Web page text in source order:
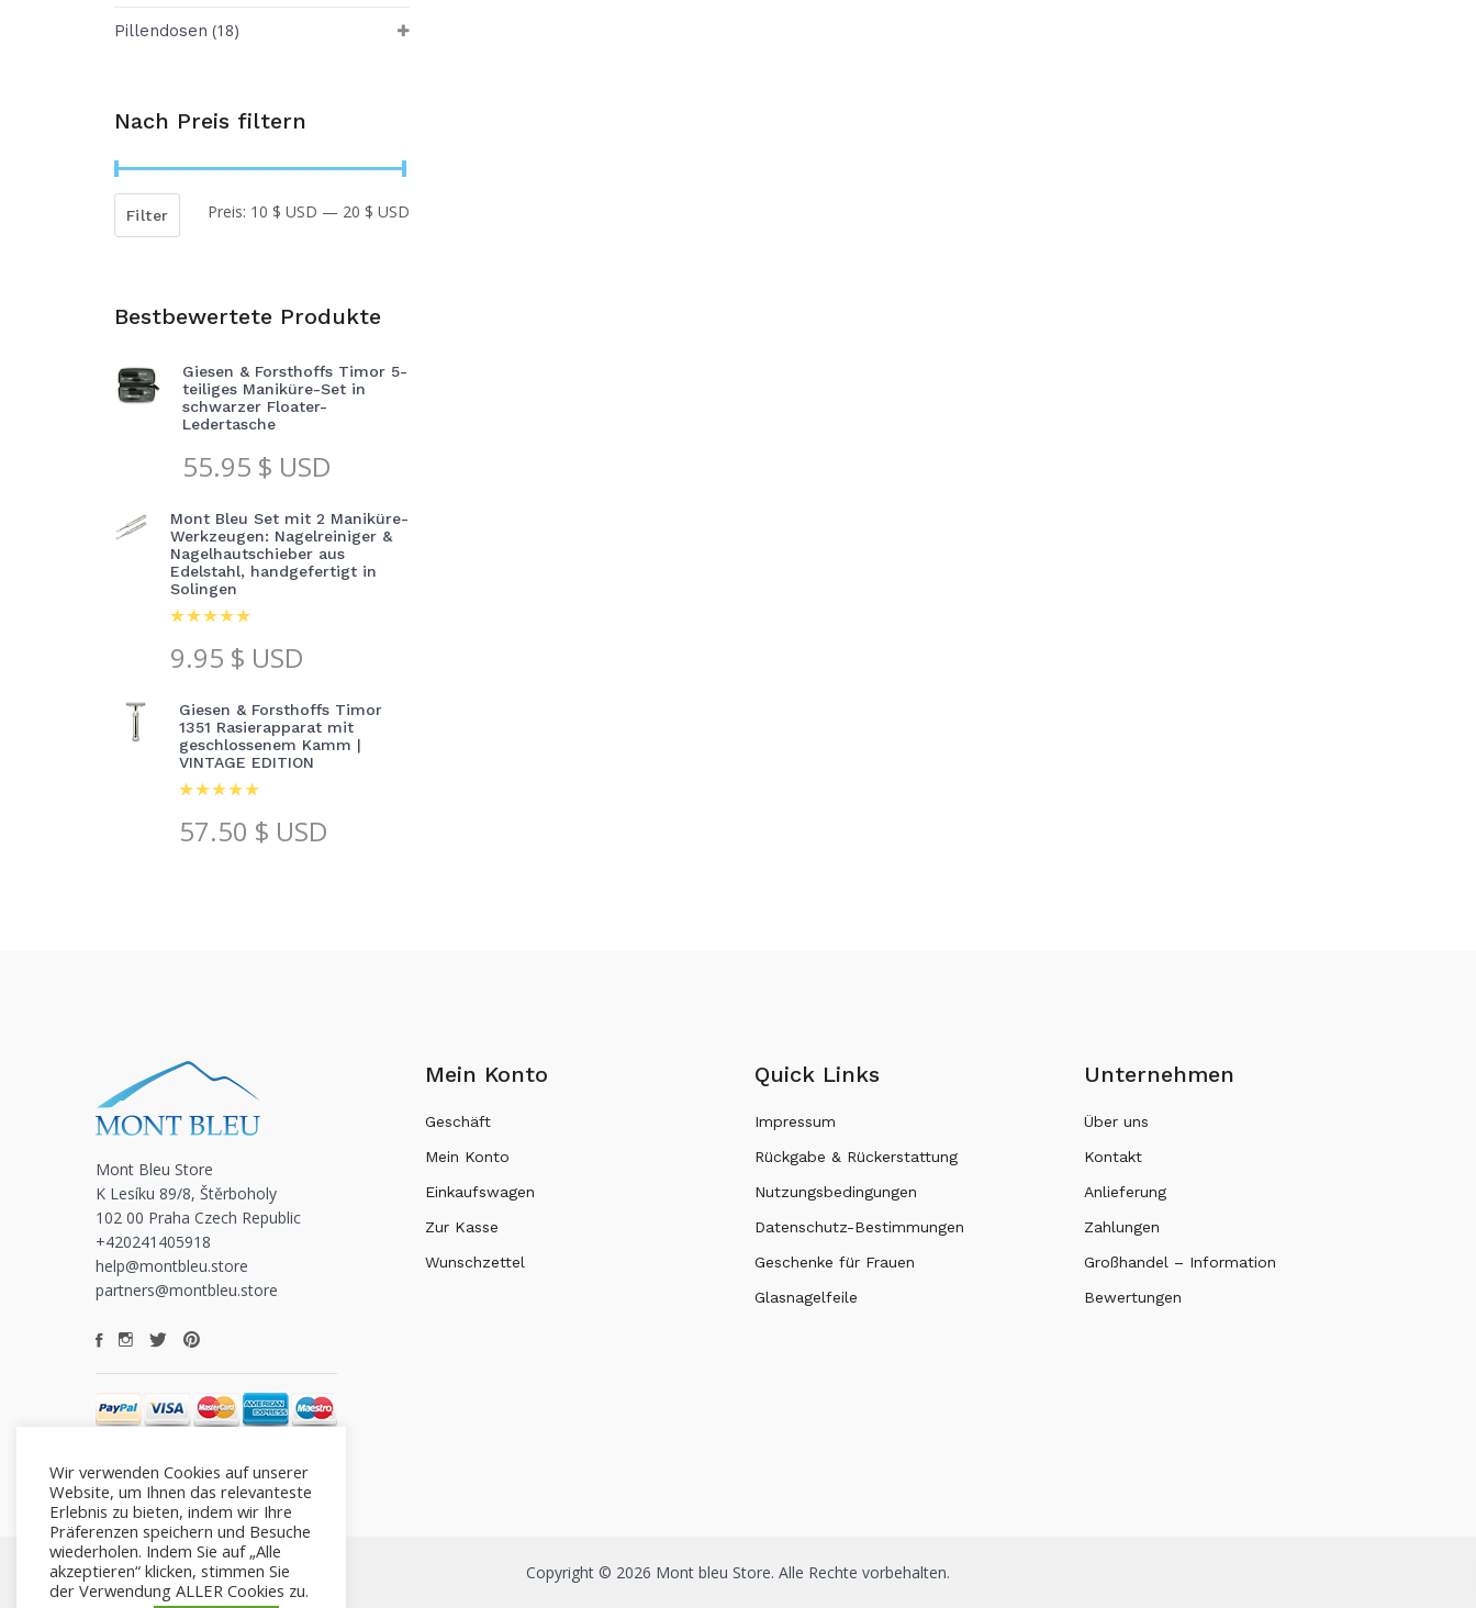
Pillendosen (18)
Nach Preis filtern
Filter Preis: 10 $ USD — 20 $ USD
Bestbewertete Produkte
Giesen & Forsthoffs Timor 5-
teiliges Maniküre-Set in
schwarzer Floater-
Ledertasche
55.95 $ USD
Mont Bleu Set mit 2 Maniküre-
Werkzeugen: Nagelreiniger &
Nagelhautschieber aus
Edelstahl, handgefertigt in
Solingen
9.95 $ USD
Giesen & Forsthoffs Timor
1351 Rasierapparat mit
geschlossenem Kamm |
VINTAGE EDITION
57.50 $ USD
Mont Bleu Store
K Lesíku 89/8, Štěrboholy
102 00 Praha Czech Republic
+420241405918
help@montbleu.store
partners@montbleu.store
Mein Konto
Geschäft
Mein Konto
Einkaufswagen
Zur Kasse
Wunschzettel
Quick Links
Impressum
Rückgabe & Rückerstattung
Nutzungsbedingungen
Datenschutz-Bestimmungen
Geschenke für Frauen
Glasnagelfeile
Unternehmen
Über uns
Kontakt
Anlieferung
Zahlungen
Großhandel – Information
Bewertungen
Copyright © 2026 Mont bleu Store. Alle Rechte vorbehalten.
Wir verwenden Cookies auf unserer
Website, um Ihnen das relevanteste
Erlebnis zu bieten, indem wir Ihre
Präferenzen speichern und Besuche
wiederholen. Indem Sie auf „Alle
akzeptieren“ klicken, stimmen Sie
der Verwendung ALLER Cookies zu.